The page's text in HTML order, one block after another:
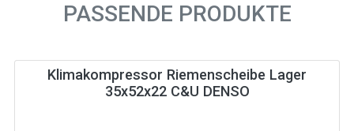
PASSENDE PRODUKTE
Klimakompressor Riemenscheibe Lager
35x52x22 C&U DENSO